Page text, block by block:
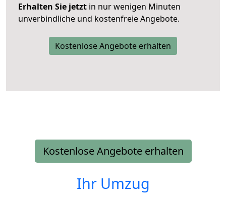
Erhalten Sie jetzt in nur wenigen Minuten
unverbindliche und kostenfreie Angebote.
Kostenlose Angebote erhalten
Kostenlose Angebote erhalten
Ihr Umzug